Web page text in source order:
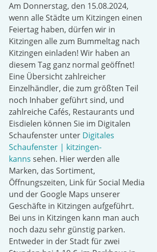
Am Donnerstag, den 15.08.2024,
wenn alle Städte um Kitzingen einen
Feiertag haben, dürfen wir in
Kitzingen alle zum Bummeltag nach
Kitzingen einladen! Wir haben an
diesem Tag ganz normal geöffnet!
Eine Übersicht zahlreicher
Einzelhändler, die zum größten Teil
noch Inhaber geführt sind, und
zahlreiche Cafés, Restaurants und
Eisdielen können Sie im Digitalen
Schaufenster unter Digitales
Schaufenster | kitzingen-
kanns sehen. Hier werden alle
Marken, das Sortiment,
Öffnungszeiten, Link für Social Media
und der Google Maps unserer
Geschäfte in Kitzingen aufgeführt.
Bei uns in Kitzingen kann man auch
noch dazu sehr günstig parken.
Entweder in der Stadt für zwei